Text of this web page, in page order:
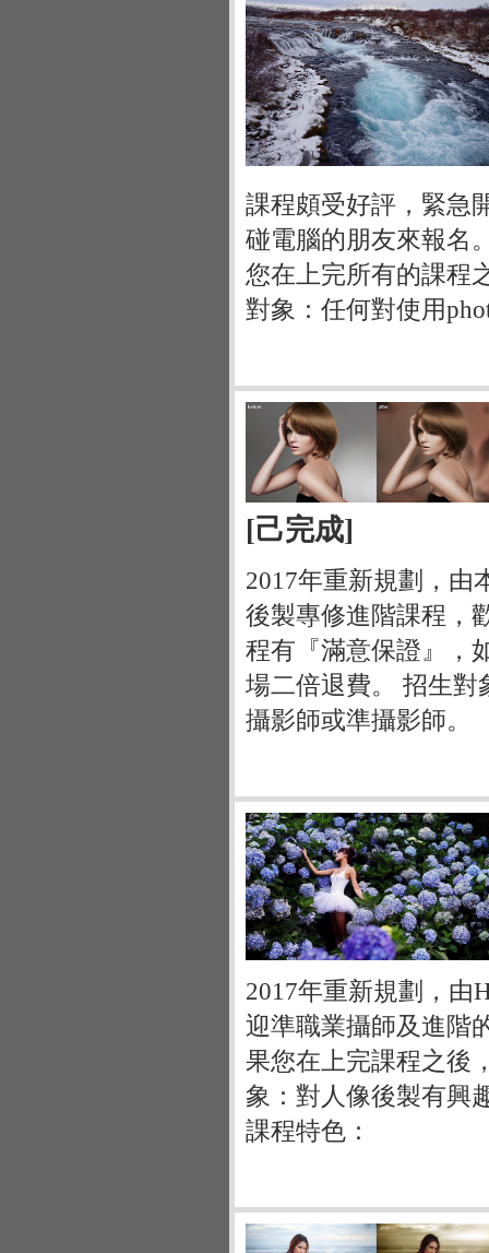
課程頗受好評，緊急
碰電腦的朋友來報名
您在上完所有的課程
對象：任何對使用
[己完成]
2017年重新規劃，由
後製專修進階課程，
程有『滿意保證』，
場二倍退費。 招生對
攝影師或準攝影師。
2017年重新規劃，由
迎準職業攝師及進階
果您在上完課程之後
象：對人像後製有興
課程特色：